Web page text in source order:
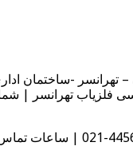
تهرانسر -ساختمان
فلزیاب تهرانسر |